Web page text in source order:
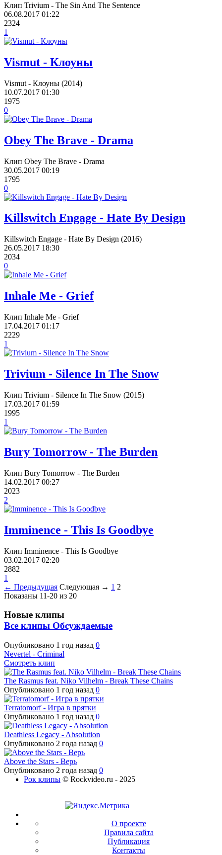
Клип Trivium - The Sin And The Sentence
06.08.2017 01:22
2324
1
Vismut - Клоуны
Vismut - Клоуны (2014)
10.07.2017 01:30
1975
0
Obey The Brave - Drama
Клип Obey The Brave - Drama
30.05.2017 00:19
1795
0
Killswitch Engage - Hate By Design
Killswitch Engage - Hate By Design (2016)
26.05.2017 18:30
2034
0
Inhale Me - Grief
Клип Inhale Me - Grief
17.04.2017 01:17
2229
1
Trivium - Silence In The Snow
Клип Trivium - Silence In The Snow (2015)
17.03.2017 01:59
1995
1
Bury Tomorrow - The Burden
Клип Bury Tomorrow - The Burden
14.02.2017 00:27
2023
2
Imminence - This Is Goodbye
Клип Imminence - This Is Goodbye
03.02.2017 02:20
2882
1
← Предыдущая Следующая → 1 2
Показаны 11-20 из 20
Новые клипы
Все клипы Обсуждаемые
Опубликовано 1 год назад 0
Nevertel - Criminal
Смотреть клип
The Rasmus feat. Niko Vilhelm - Break These Chains
Опубликовано 1 год назад 0
Terratomorf - Игра в прятки
Опубликовано 1 год назад 0
Deathless Legacy - Absolution
Опубликовано 2 года назад 0
Above the Stars - Верь
Опубликовано 2 года назад 0
Рок клипы © Rockvideo.ru - 2025
О проекте
Правила сайта
Публикация
Контакты